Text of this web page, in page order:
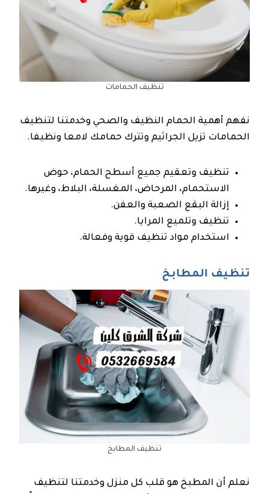
تنظيف الحمامات
نفهم أهمية الحمام النظيف والصحي وخدمتنا لتنظيف
الحمامات تزيل الجراثيم وتترك حمامك لامعا ونظيفا.
تنظيف وتعقيم جميع أسطح الحمام، حوض
الاستحمام، المرحاض، المغسلة، البلاط، وغيرها.
إزالة البقع الصعبة والعفن.
تنظيف وتلميع المرايا.
استخدام مواد تنظيف قوية وفعالة.
تنظيف المطابخ
تنظيف المطابخ
نعلم أن المطبخ هو قلب كل منزل وخدمتنا لتنظيف